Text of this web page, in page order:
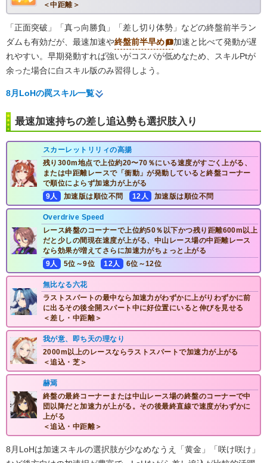
＜中距離＞
「正面突破」「真っ向勝負」「差し切り体勢」などの終盤前半ラン
ダムも有効だが、最速加速や終盤前半早め
加速と比べて発動が遅
れやすい。早期発動すれば強いがコスパが低めなため、スキルPtが
余った場合に白スキル版のみ習得しよう。
8月LoHの罠スキル一覧
最速加速持ちの差し追込勢も選択肢入り
スカーレットリリィの高揚
残り300m地点で上位約20〜70％にいる速度がすごく上がる、
または中距離レースで「衝動」が発動していると終盤コーナー
で順位によらず加速力が上がる
9人
加速版は順位不問 12人 加速版は順位不問
Overdrive Speed
レース終盤のコーナーで上位約50％以下かつ残り距離600m以上
だと少しの間現在速度が上がる、中山レース場の中距離レース
なら効果が増えてさらに加速力がちょっと上がる
9人
5位～9位 12人 6位～12位
無比なる六花
ラストスパートの最中なら加速力がわずかに上がりわずかに前
に出るその後全開スパート中に好位置にいると伸びを見せる
＜差し・中距離＞
我が意、即ち天の理なり
2000m以上のレースならラストスパートで加速力が上がる
＜追込・芝＞
赫焉
終盤の最終コーナーまたは中山レース場の終盤のコーナーで中
団以降だと加速力が上がる。その後最終直線で速度がわずかに
上がる
＜追込・中距離＞
8月LoHは加速スキルの選択肢が少なめなうえ「黄金」「咲け咲け」